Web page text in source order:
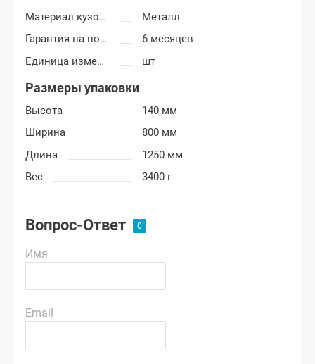
Материал кузовных деталей
Металл
Гарантия на покраску
6 месяцев
Единица измерения
шт
Размеры упаковки
Высота
140 мм
Ширина
800 мм
Длина
1250 мм
Вес
3400 г
Вопрос-Ответ
Имя
Email